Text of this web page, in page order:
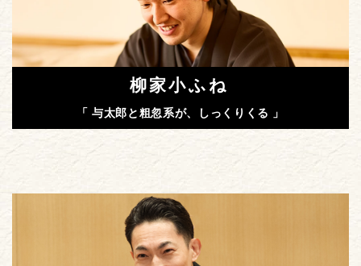
柳家小ふね
「 与太郎と粗忽系が、しっくりくる 」